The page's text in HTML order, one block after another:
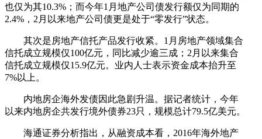
也仅为其10.3%；而今年1月地产公司债发行额仅为同期的
2.4%，2月以来地产公司债更是处于“零发行”状态。
其次是房地产信托产品发行收紧。1月房地产领域集合
信托成立规模仅100亿元，同比减少逾三成；2月以来集合
信托成立规模仅15.9亿元。业内人士表示资金成本抬升至
7%以上。
内地房企海外发债因此急剧升温。据记者统计，今年
以来内地房企共发行境外债券23只，规模总计79.5亿美元。
海通证券分析指出，从融资成本看，2016年海外地产